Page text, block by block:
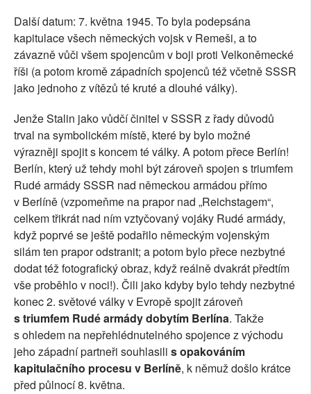
Další datum: 7. května 1945. To byla podepsána
kapitulace všech německých vojsk v Remeši, a to
závazně vůči všem spojencům v boji proti Velkoněmecké
říši (a potom kromě západních spojenců též včetně SSSR
jako jednoho z vítězů té kruté a dlouhé války).
Jenže Stalin jako vůdčí činitel v SSSR z řady důvodů
trval na symbolickém místě, které by bylo možné
výrazněji spojit s koncem té války. A potom přece Berlín!
Berlín, který už tehdy mohl být zároveň spojen s triumfem
Rudé armády SSSR nad německou armádou přímo
v Berlíně (vzpomeňme na prapor nad „Reichstagem“,
celkem třikrát nad ním vztyčovaný vojáky Rudé armády,
když poprvé se ještě podařilo německým vojenským
silám ten prapor odstranit; a potom bylo přece nezbytné
dodat též fotografický obraz, když reálně dvakrát předtím
vše proběhlo v noci!). Čili jako kdyby bylo tehdy nezbytné
konec 2. světové války v Evropě spojit zároveň
s triumfem Rudé armády dobytím Berlína. Takže
s ohledem na nepřehlédnutelného spojence z východu
jeho západní partneři souhlasili s opakováním
kapitulačního procesu v Berlíně, k němuž došlo krátce
před půlnocí 8. května.